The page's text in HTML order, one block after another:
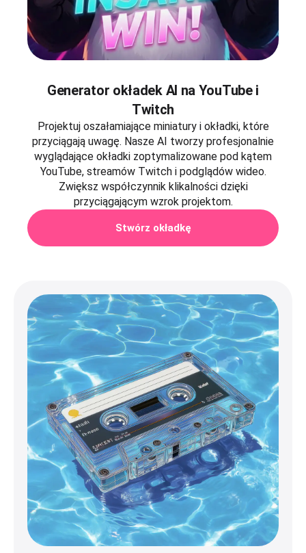
Generator okładek AI na YouTube i
Twitch
Projektuj oszałamiające miniatury i okładki, które
przyciągają uwagę. Nasze AI tworzy profesjonalnie
wyglądające okładki zoptymalizowane pod kątem
YouTube, streamów Twitch i podglądów wideo.
Zwiększ współczynnik klikalności dzięki
przyciągającym wzrok projektom.
Stwórz okładkę